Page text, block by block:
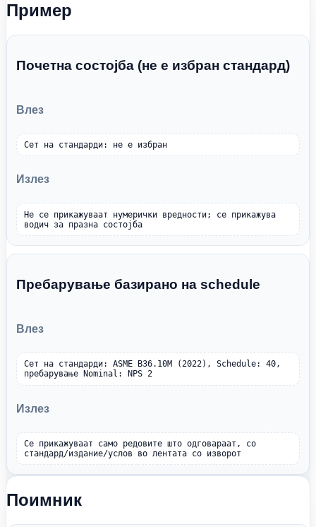
Пример
Почетна состојба (не е избран стандард)
Влез
Сет на стандарди: не е избран
Излез
Не се прикажуваат нумерички вредности; се прикажува
водич за празна состојба
Пребарување базирано на schedule
Влез
Сет на стандарди: ASME B36.10M (2022), Schedule: 40,
пребарување Nominal: NPS 2
Излез
Се прикажуваат само редовите што одговараат, со
стандард/издание/услов во лентата со изворот
Поимник